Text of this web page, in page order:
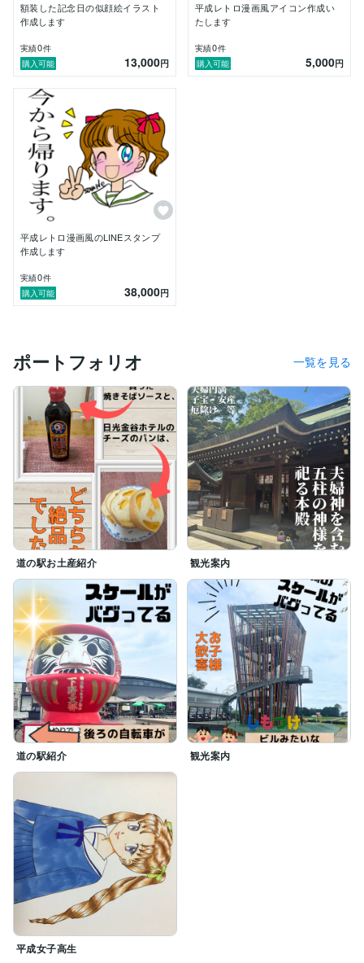
額装した記念日の似顔絵イラスト
作成します
実績0件
購入可能
13,000円
平成レトロ漫画風アイコン作成い
たします
実績0件
購入可能
5,000円
平成レトロ漫画風のLINEスタンプ
作成します
実績0件
購入可能
38,000円
ポートフォリオ 一覧を見る
道の駅お土産紹介 観光案内
道の駅紹介 観光案内
平成女子高生